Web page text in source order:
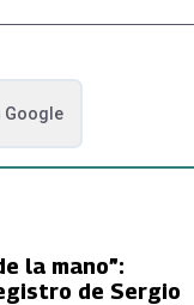
Google
la mano”:
de Sergio